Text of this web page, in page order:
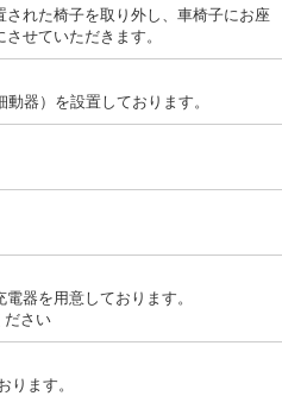
もございます。
置された椅子を取り外し、車椅子に
にさせていただきます。
細動器）を設置しております。
。